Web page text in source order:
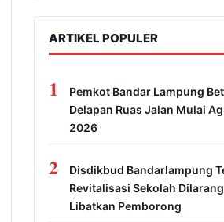
ARTIKEL POPULER
1
Pemkot Bandar Lampung
Delapan Ruas Jalan Mulai
2026
2
Disdikbud Bandarlampung
Revitalisasi Sekolah Dilarang
Libatkan Pemborong